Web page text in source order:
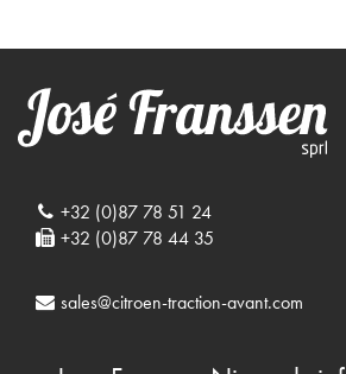
+32 (0)87 78 51 24
+32 (0)87 78 44 35
sales@citroen-traction-avant.com